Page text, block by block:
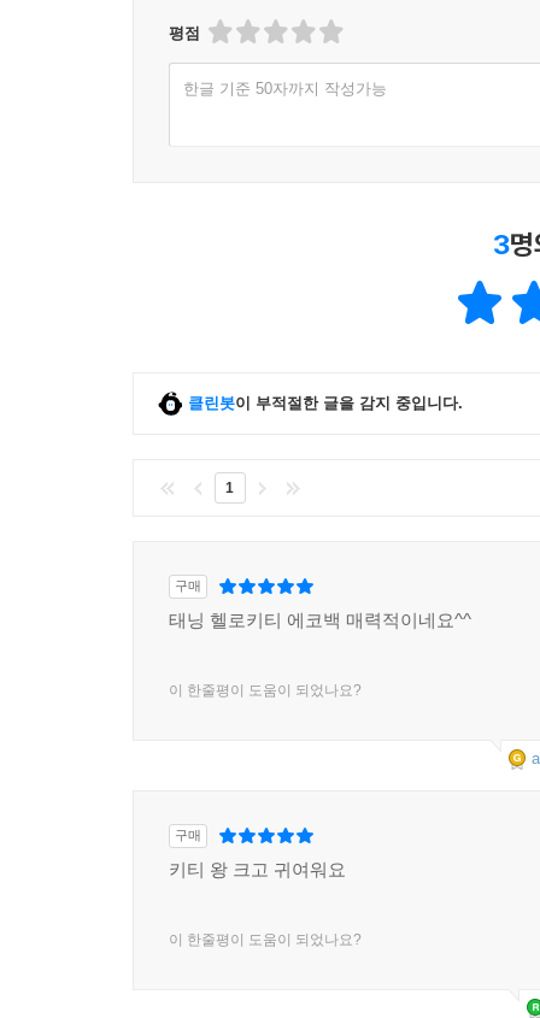
평점
한글 기준 50자까지 작성가능
3
클린봇이 부적절한 글을 감지 중입니다.
1
구매
태닝 헬로키티 에코백 매력적이네요^^
이 한줄평이 도움이 되었나요?
구매
키티 왕 크고 귀여워요
이 한줄평이 도움이 되었나요?